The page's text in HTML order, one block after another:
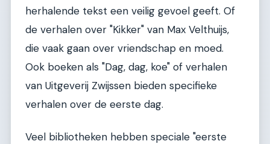
herhalende tekst een veilig gevoel geeft. Of
de verhalen over "Kikker" van Max Velthuijs,
die vaak gaan over vriendschap en moed.
Ook boeken als "Dag, dag, koe" of verhalen
van Uitgeverij Zwijssen bieden specifieke
verhalen over de eerste dag.
Veel bibliotheken hebben speciale "eerste